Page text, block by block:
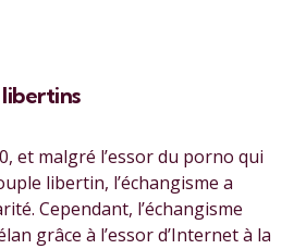
libertins
et malgré l’essor du porno qui
libertin, l’échangisme a
Cependant, l’échangisme
grâce à l’essor d’Internet à la